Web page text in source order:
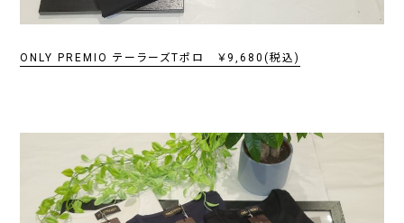
ONLY PREMIO テーラーズTポロ ￥9,680(税込)